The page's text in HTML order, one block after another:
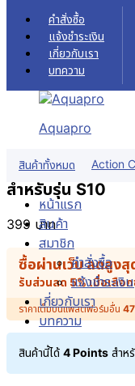
Skip to content
คำสั่งซื้อ
แจ้งชำระเงิน
เกี่ยวกับเรา
บทความ
Aquapro
สินค้าทั้งหมด Action
หน้าแรก
สินค้า
สมาชิก
คำสั่งซื้อ
แจ้งชำระเงิน
เกี่ยวกับเรา
บทความ
Mi Robot S10
สำหรับรุ่น S10
399 บาท
ซื้อผ่านเว็บ ลดสูงสุ
รับส่วนลด 5% เมื่อเลือ
ราคาเต็มบนแพลตฟอร์มอื่น
สินค้านี้ได้ 4 Points สำห